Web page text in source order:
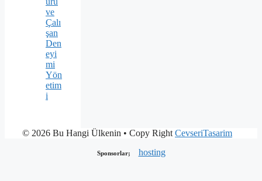
ve
Çalı
şan
Den
eyi
mi
Yön
etim
i
© 2026 Bu Hangi Ülkenin • Copy Right CevseriTasarim
Sponsorlar; hosting